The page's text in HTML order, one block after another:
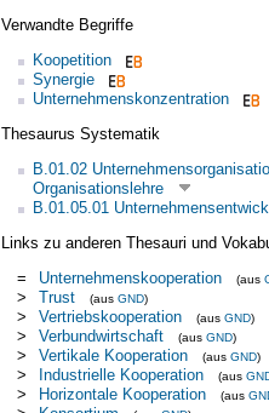
Verwandte Begriffe
Koopetition
Synergie
Unternehmenskonzentration
Thesaurus Systematik
B.01.02
Organisationslehre
B.01.05.01
Links zu anderen Thesauri und
=
Unternehmenskooperation (aus
> Trust (aus GND)
> Vertriebskooperation (aus GND)
> Verbundwirtschaft (aus GND)
> Vertikale Kooperation (aus GND)
> Industrielle Kooperation (aus
> Horizontale Kooperation (aus